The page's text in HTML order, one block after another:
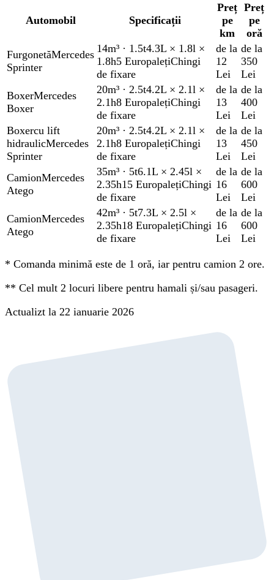
Automobil Specificații
Preț
pe
km
Preț
pe
oră
FurgonetăMercedes
Sprinter
14m³ · 1.5t4.3L × 1.8l ×
1.8h5 EuropalețiChingi
de fixare
de la
12
Lei
de la
350
Lei
BoxerMercedes
Boxer
20m³ · 2.5t4.2L × 2.1l ×
2.1h8 EuropalețiChingi
de fixare
de la
13
Lei
de la
400
Lei
Boxercu lift
hidraulicMercedes
Sprinter
20m³ · 2.5t4.2L × 2.1l ×
2.1h8 EuropalețiChingi
de fixare
de la
13
Lei
de la
450
Lei
CamionMercedes
Atego
35m³ · 5t6.1L × 2.45l ×
2.35h15 EuropalețiChingi
de fixare
de la
16
Lei
de la
600
Lei
CamionMercedes
Atego
42m³ · 5t7.3L × 2.5l ×
2.35h18 EuropalețiChingi
de fixare
de la
16
Lei
de la
600
Lei
* Comanda minimă este de 1 oră, iar pentru camion 2 ore.
** Cel mult 2 locuri libere pentru hamali și/sau pasageri.
Actualizt la 22 ianuarie 2026